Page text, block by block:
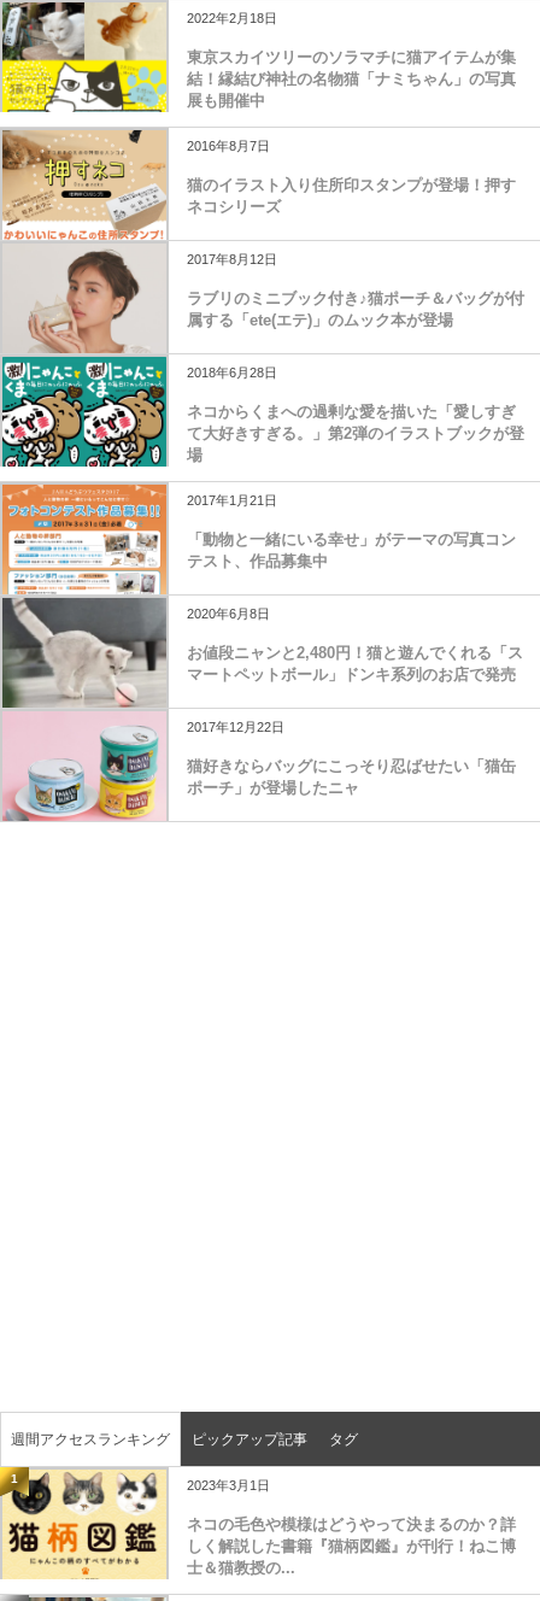
2022年2月18日
東京スカイツリーのソラマチに猫アイテムが集
結！縁結び神社の名物猫「ナミちゃん」の写真
展も開催中
2016年8月7日
猫のイラスト入り住所印スタンプが登場！押す
ネコシリーズ
2017年8月12日
ラブリのミニブック付き♪猫ポーチ＆バッグが付
属する「ete(エテ)」のムック本が登場
2018年6月28日
ネコからくまへの過剰な愛を描いた「愛しすぎ
て大好きすぎる。」第2弾のイラストブックが登
場
2017年1月21日
「動物と一緒にいる幸せ」がテーマの写真コン
テスト、作品募集中
2020年6月8日
お値段ニャンと2,480円！猫と遊んでくれる「ス
マートペットボール」ドンキ系列のお店で発売
2017年12月22日
猫好きならバッグにこっそり忍ばせたい「猫缶
ポーチ」が登場したニャ
週間アクセスランキング ピックアップ記事 タグ
1 2023年3月1日
ネコの毛色や模様はどうやって決まるのか？詳
しく解説した書籍『猫柄図鑑』が刊行！ねこ博
士＆猫教授の...